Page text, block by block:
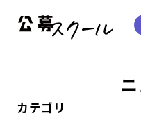
ジャンルから探
小説
カテゴリ